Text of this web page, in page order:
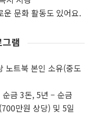
운 문화 활동도 있어요.
램
노트북 본인 소유(중도
금 3돈, 5년 – 순금
만원 상당) 및 5일